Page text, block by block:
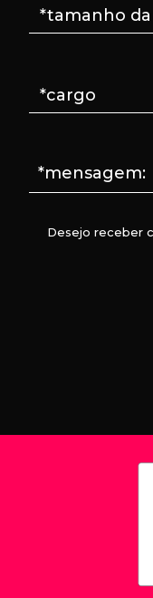
*mensagem:
Desejo receber